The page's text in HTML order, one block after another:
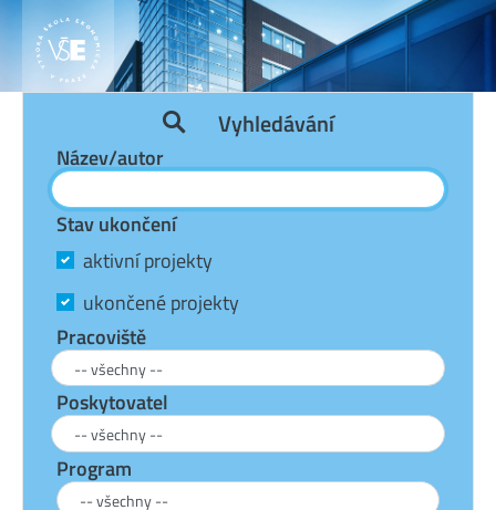
Vyhledávání
Název/autor
Stav ukončení
aktivní projekty
ukončené projekty
Pracoviště
Poskytovatel
Program